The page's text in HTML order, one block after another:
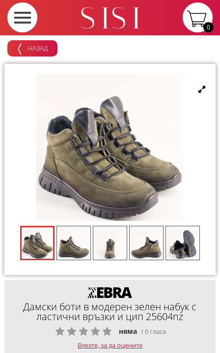
0
НАЗАД
Дамски боти в модерен зелен набук с
ластични връзки и цип 25604nz
няма / 0 гласа
Влезте, за да оцените